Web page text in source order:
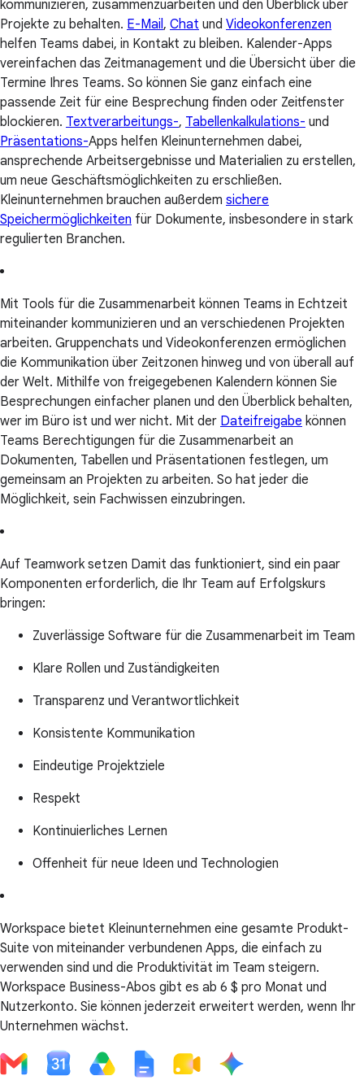
kommunizieren, zusammenzuarbeiten und den Überblick über
Projekte zu behalten. E-Mail, Chat und Videokonferenzen
helfen Teams dabei, in Kontakt zu bleiben. Kalender-Apps
vereinfachen das Zeitmanagement und die Übersicht über die
Termine Ihres Teams. So können Sie ganz einfach eine
passende Zeit für eine Besprechung finden oder Zeitfenster
blockieren. Textverarbeitungs-, Tabellenkalkulations- und
Präsentations-Apps helfen Kleinunternehmen dabei,
ansprechende Arbeitsergebnisse und Materialien zu erstellen,
um neue Geschäftsmöglichkeiten zu erschließen.
Kleinunternehmen brauchen außerdem sichere
Speichermöglichkeiten für Dokumente, insbesondere in stark
regulierten Branchen.
Mit Tools für die Zusammenarbeit können Teams in Echtzeit
miteinander kommunizieren und an verschiedenen Projekten
arbeiten. Gruppenchats und Videokonferenzen ermöglichen
die Kommunikation über Zeitzonen hinweg und von überall auf
der Welt. Mithilfe von freigegebenen Kalendern können Sie
Besprechungen einfacher planen und den Überblick behalten,
wer im Büro ist und wer nicht. Mit der Dateifreigabe können
Teams Berechtigungen für die Zusammenarbeit an
Dokumenten, Tabellen und Präsentationen festlegen, um
gemeinsam an Projekten zu arbeiten. So hat jeder die
Möglichkeit, sein Fachwissen einzubringen.
Auf Teamwork setzen Damit das funktioniert, sind ein paar
Komponenten erforderlich, die Ihr Team auf Erfolgskurs
bringen:
Zuverlässige Software für die Zusammenarbeit im Team
Klare Rollen und Zuständigkeiten
Transparenz und Verantwortlichkeit
Konsistente Kommunikation
Eindeutige Projektziele
Respekt
Kontinuierliches Lernen
Offenheit für neue Ideen und Technologien
Workspace bietet Kleinunternehmen eine gesamte Produkt-
Suite von miteinander verbundenen Apps, die einfach zu
verwenden sind und die Produktivität im Team steigern.
Workspace Business-Abos gibt es ab 6 $ pro Monat und
Nutzerkonto. Sie können jederzeit erweitert werden, wenn Ihr
Unternehmen wächst.